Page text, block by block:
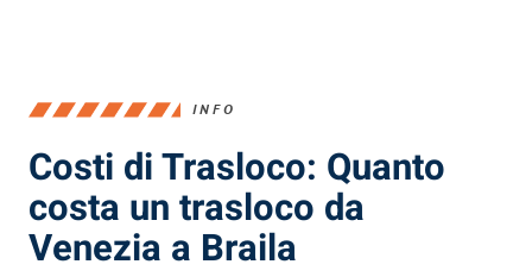
INFO
Costi di Trasloco: Quanto
costa un trasloco da
Venezia a Braila